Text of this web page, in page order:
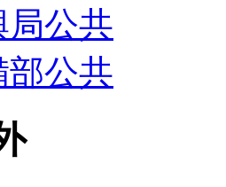
局公共
部公共